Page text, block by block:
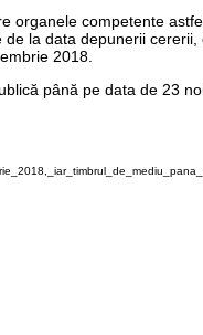
competente
la data depunerii
2018.
până pe data de 23